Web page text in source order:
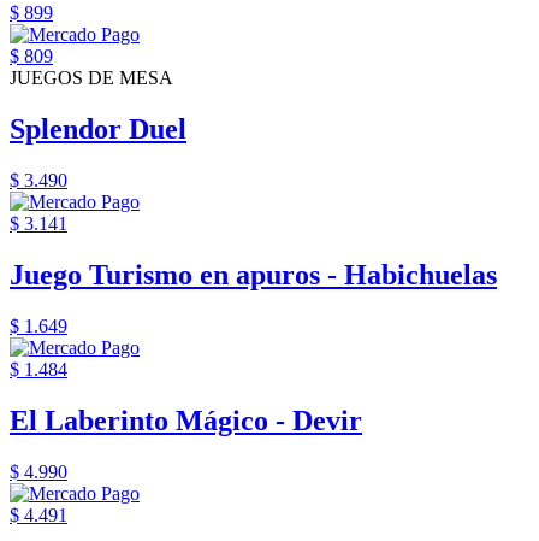
$ 899
$ 809
JUEGOS DE MESA
Splendor Duel
$ 3.490
$ 3.141
Juego Turismo en apuros - Habichuelas
$ 1.649
$ 1.484
El Laberinto Mágico - Devir
$ 4.990
$ 4.491